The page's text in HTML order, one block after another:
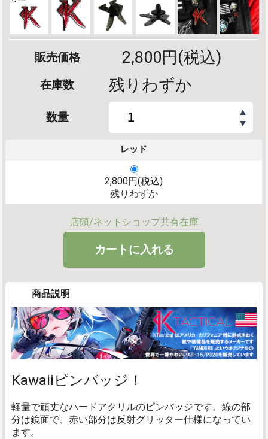
販売価格 2,800円(税込)
在庫数 残りわずか
数量
▲
▼
レッド
2,800円(税込)
残りわずか
店頭/ネットショップ共有在庫
商品説明
Kawaiiピンバッジ！
軽量で頑丈なハードアクリルのピンバッジです。線の部
分は鏡面で、赤い部分は反射グリッター仕様になってい
ます。